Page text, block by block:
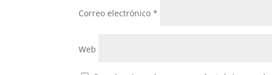
Correo electrónico*
Web